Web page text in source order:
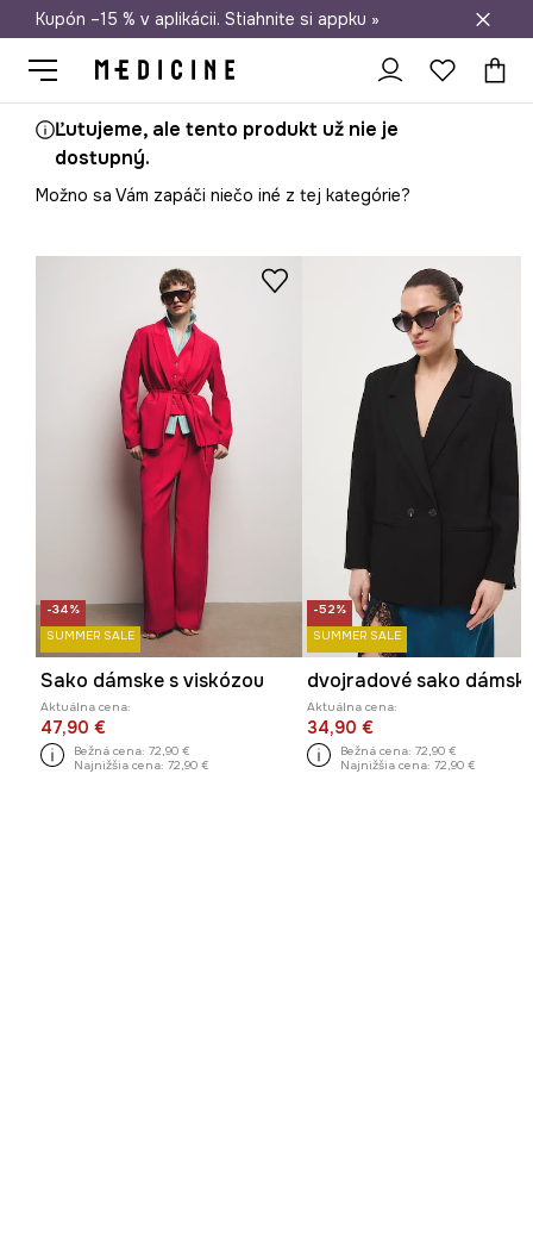
Doprava zadarmo od 50 €
Kupón –15 % v aplikácii. Stiahnite si appku »
Ľutujeme, ale tento produkt už nie je
dostupný.
Možno sa Vám zapáči niečo iné z tej kategórie?
-34%
SUMMER SALE
Sako dámske s viskózou
Aktuálna cena:
47,90 €
Bežná cena: 72,90 €
Najnižšia cena: 72,90 €
-52%
SUMMER SALE
dvojradové sako
Aktuálna cena:
34,90 €
Bežná cena: 72,90 €
Najnižšia cena: 72,90 €